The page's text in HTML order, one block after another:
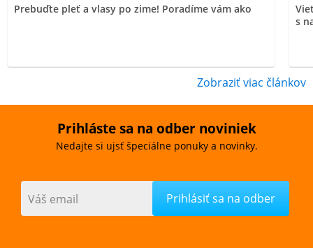
Prebuďte pleť a vlasy po zime! Poradíme vám ako
s
Zobraziť viac článkov
Prihláste sa na odber noviniek
Nedajte si ujsť špeciálne ponuky a novinky.
Váš email